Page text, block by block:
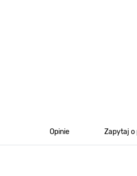
Opinie Zapytaj o